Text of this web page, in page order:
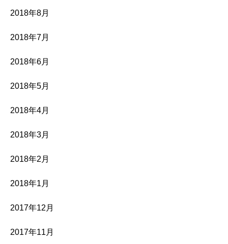
2018年8月
2018年7月
2018年6月
2018年5月
2018年4月
2018年3月
2018年2月
2018年1月
2017年12月
2017年11月